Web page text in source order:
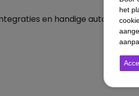
en handige
het